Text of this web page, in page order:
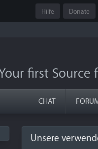
Hilfe Donate
first Source
CHAT
Unsere